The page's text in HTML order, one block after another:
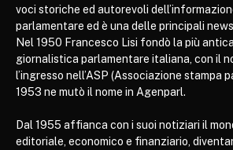
voci storiche ed autorevoli
parlamentare ed è una delle principali
Nel 1950 Francesco Lisi fondò la più
giornalistica parlamentare italiana, con il
l’ingresso nell’ASP (Associazione stampa
1953 ne mutò il nome in Agenparl.
Dal 1955 affianca con i suoi notiziari il
editoriale, economico e finanziario,